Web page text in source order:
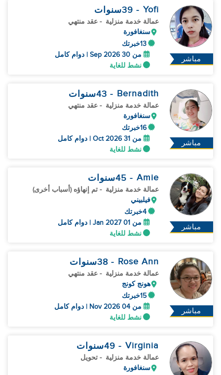
مباشر
Yofi
- 39 سنوات
عمالة خدمة منزلية - عقد منتهي
سنغافورة
13خبرتك
من 30 Sep 2026 | دوام كامل
نشط للغاية
مباشر
Bernadith
- 43 سنوات
عمالة خدمة منزلية - عقد منتهي
سنغافورة
16خبرتك
من 31 Oct 2026 | دوام كامل
نشط للغاية
مباشر
Amie
- 45 سنوات
عمالة خدمة منزلية - تم إنهاؤه (أسباب أخرى)
فيلبيني
4خبرتك
من 01 Jan 2027 | دوام كامل
نشط للغاية
مباشر
Rose Ann
- 38 سنوات
عمالة خدمة منزلية - عقد منتهي
هونج كونج
15خبرتك
من 04 Nov 2026 | دوام كامل
نشط للغاية
Virginia
- 49 سنوات
عمالة خدمة منزلية - تحويل
سنغافورة